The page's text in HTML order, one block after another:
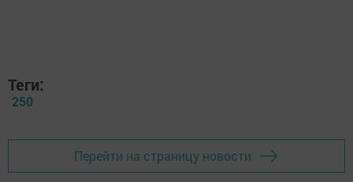
Теги:
250
Перейти на страницу новости